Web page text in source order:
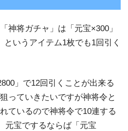
神将ガチャ」は「元宝×300」
いうアイテム1枚でも1回引く
」で12回引くことが出来る
っていきたいですが神将令と
ているので神将令で10連する
元宝でするならば「元宝